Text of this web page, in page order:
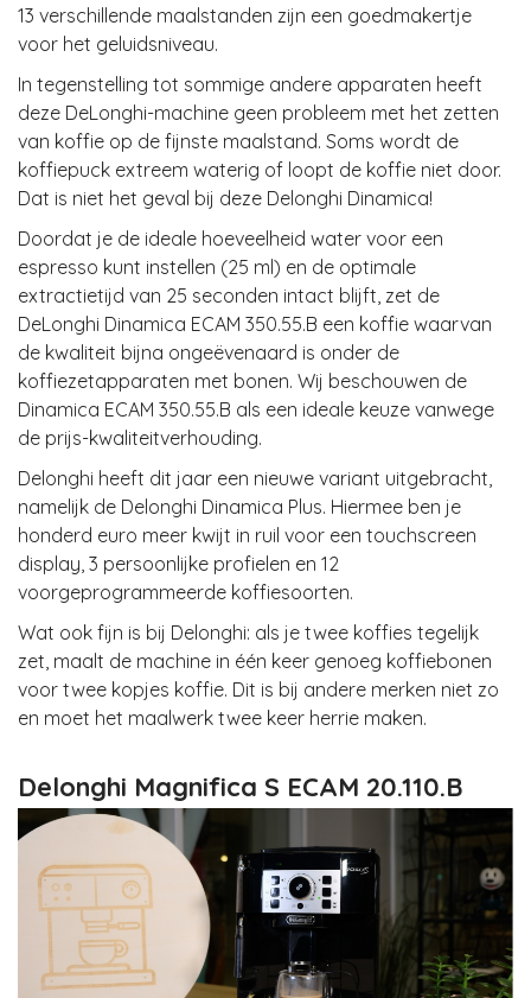
13 verschillende maalstanden zijn een goedmakertje
voor het geluidsniveau.
In tegenstelling tot sommige andere apparaten heeft
deze DeLonghi-machine geen probleem met het zetten
van koffie op de fijnste maalstand. Soms wordt de
koffiepuck extreem waterig of loopt de koffie niet door.
Dat is niet het geval bij deze Delonghi Dinamica!
Doordat je de ideale hoeveelheid water voor een
espresso kunt instellen (25 ml) en de optimale
extractietijd van 25 seconden intact blijft, zet de
DeLonghi Dinamica ECAM 350.55.B een koffie waarvan
de kwaliteit bijna ongeëvenaard is onder de
koffiezetapparaten met bonen. Wij beschouwen de
Dinamica ECAM 350.55.B als een ideale keuze vanwege
de prijs-kwaliteitverhouding.
Delonghi heeft dit jaar een nieuwe variant uitgebracht,
namelijk de Delonghi Dinamica Plus. Hiermee ben je
honderd euro meer kwijt in ruil voor een touchscreen
display, 3 persoonlijke profielen en 12
voorgeprogrammeerde koffiesoorten.
Wat ook fijn is bij Delonghi: als je twee koffies tegelijk
zet, maalt de machine in één keer genoeg koffiebonen
voor twee kopjes koffie. Dit is bij andere merken niet zo
en moet het maalwerk twee keer herrie maken.
Delonghi Magnifica S ECAM 20.110.B